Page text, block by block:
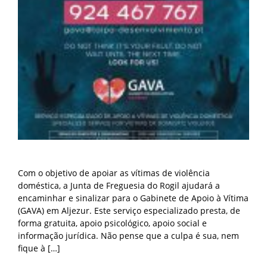
Com o objetivo de apoiar as vítimas de violência
doméstica, a Junta de Freguesia do Rogil ajudará a
encaminhar e sinalizar para o Gabinete de Apoio à Vítima
(GAVA) em Aljezur. Este serviço especializado presta, de
forma gratuita, apoio psicológico, apoio social e
informação jurídica. Não pense que a culpa é sua, nem
fique à […]